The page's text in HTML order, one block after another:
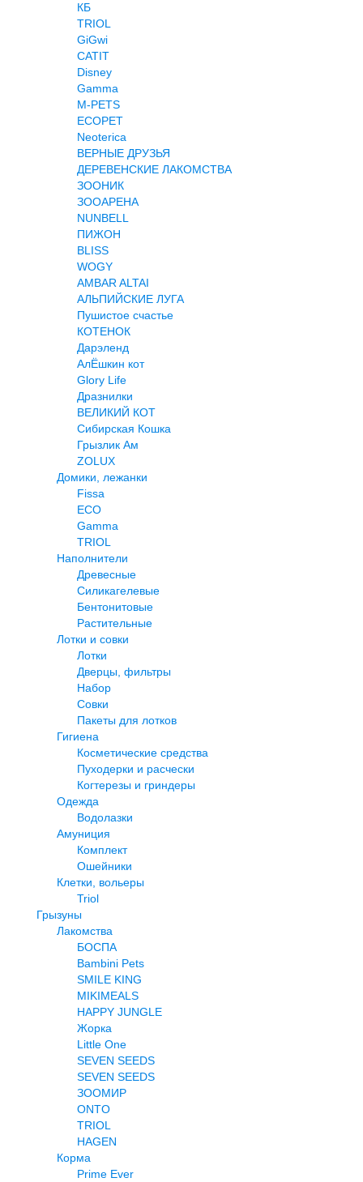
КБ
TRIOL
GiGwi
CATIT
Disney
Gamma
M-PETS
ECOPET
Neoterica
ВЕРНЫЕ ДРУЗЬЯ
ДЕРЕВЕНСКИЕ ЛАКОМСТВА
ЗООНИК
ЗООАРЕНА
NUNBELL
ПИЖОН
BLISS
WOGY
AMBAR ALTAI
АЛЬПИЙСКИЕ ЛУГА
Пушистое счастье
КОТЕНОК
Дарэленд
АлЁшкин кот
Glory Life
Дразнилки
ВЕЛИКИЙ КОТ
Сибирская Кошка
Грызлик Ам
ZOLUX
Домики, лежанки
Fissa
ECO
Gamma
TRIOL
Наполнители
Древесные
Силикагелевые
Бентонитовые
Растительные
Лотки и совки
Лотки
Дверцы, фильтры
Набор
Совки
Пакеты для лотков
Гигиена
Косметические средства
Пуходерки и расчески
Когтерезы и гриндеры
Одежда
Водолазки
Амуниция
Комплект
Ошейники
Клетки, вольеры
Triol
Грызуны
Лакомства
БОСПА
Bambini Pets
SMILE KING
MIKIMEALS
HAPPY JUNGLE
Жорка
Little One
SEVEN SEEDS
SEVEN SEEDS
ЗООМИР
ONTO
TRIOL
HAGEN
Корма
Prime Ever